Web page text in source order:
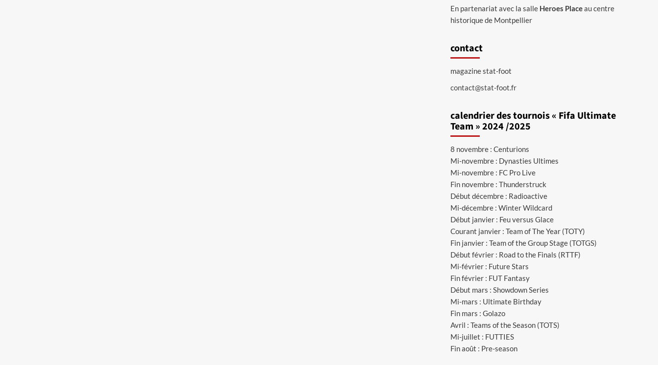
En partenariat avec la salle Heroes Placeau centre
historique de Montpellier
contact
magazine stat-foot
contact@stat-foot.fr
calendrier des tournois « Fifa Ultimate
Team » 2024 /2025
8 novembre : Centurions
Mi-novembre : Dynasties Ultimes
Mi-novembre : FC Pro Live
Fin novembre : Thunderstruck
Début décembre : Radioactive
Mi-décembre : Winter Wildcard
Début janvier : Feu versus Glace
Courant janvier : Team of The Year (TOTY)
Fin janvier : Team of the Group Stage (TOTGS)
Début février : Road to the Finals (RTTF)
Mi-février : Future Stars
Fin février : FUT Fantasy
Début mars : Showdown Series
Mi-mars : Ultimate Birthday
Fin mars : Golazo
Avril : Teams of the Season (TOTS)
Mi-juillet : FUTTIES
Fin août : Pre-season